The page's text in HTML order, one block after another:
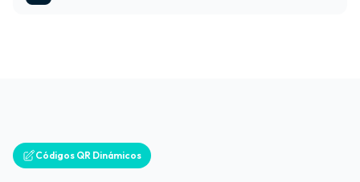
Códigos QR Dinámicos